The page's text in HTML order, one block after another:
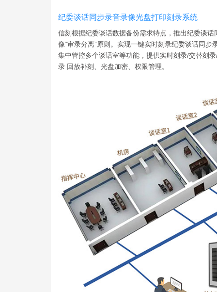
纪委谈话同步录音录像光盘打印刻录系统
信刻根据纪委谈话数据备份需求特点，推出纪委谈
像“审录分离”原则。实现一键实时刻录纪委谈话同
集中管控多个谈话室等功能，提供实时刻录/交替刻
录 回放补刻、光盘加密、权限管理。